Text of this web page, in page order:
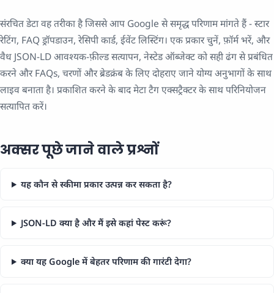
संरचित डेटा वह तरीका है जिससे आप Google से समृद्ध परिणाम मांगते हैं - स्टार
रेटिंग, FAQ ड्रॉपडाउन, रेसिपी कार्ड, ईवेंट लिस्टिंग। एक प्रकार चुनें, फ़ॉर्म भरें, और
वैध JSON-LD आवश्यक-फ़ील्ड सत्यापन, नेस्टेड ऑब्जेक्ट को सही ढंग से प्रबंधित
करने और FAQs, चरणों और ब्रेडक्रंब के लिए दोहराए जाने योग्य अनुभागों के साथ
लाइव बनाता है। प्रकाशित करने के बाद मेटा टैग एक्सट्रैक्टर के साथ परिनियोजन
सत्यापित करें।
अक्सर पूछे जाने वाले प्रश्नों
यह कौन से स्कीमा प्रकार उत्पन्न कर सकता है?
JSON-LD क्या है और मैं इसे कहां पेस्ट करूं?
क्या यह Google में बेहतर परिणाम की गारंटी देगा?